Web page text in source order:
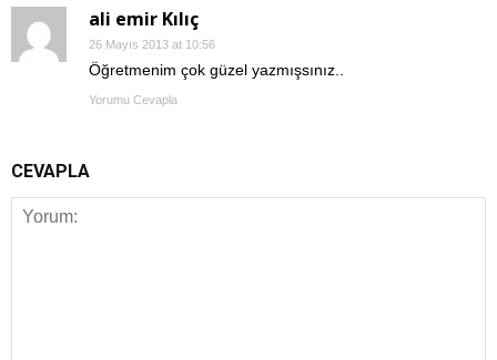
ali emir Kılıç
26 Mayıs 2013 at 10:56
Öğretmenim çok güzel yazmışsınız..
Yorumu Cevapla
CEVAPLA